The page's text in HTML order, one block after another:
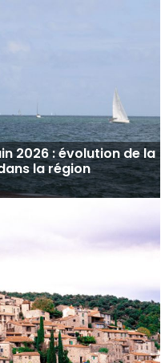
2026 : évolution de la
la région